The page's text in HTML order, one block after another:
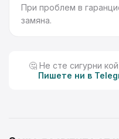
При проблем в
замяна.
🤔 Не сте сигурни
Пишете ни в